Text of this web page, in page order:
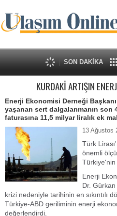
SON DAKİKA
KURDAKİ ARTIŞIN
Enerji Ekonomisi Derneği
yaşanan sert dalgalanmanın son
faturasına 11,5 milyar liralık ek
13 Ağustos
Türk
önemli
Türkiye'nin
Enerji
Dr.
krizi nedeniyle tarihinin en sıkıntılı
Türkiye-ABD geriliminin enerji
değerlendirdi.